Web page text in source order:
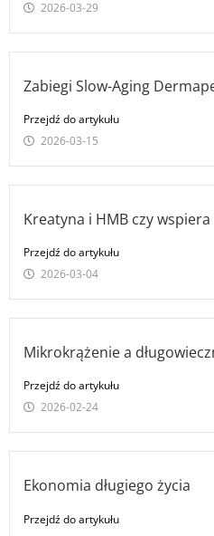
2026-03-29
Zabiegi Slow-Aging
Przejdź do artykułu
2026-03-15
Kreatyna i HMB czy
Przejdź do artykułu
2026-03-04
Mikrokrążenie a
Przejdź do artykułu
2026-02-24
Ekonomia długiego życia
Przejdź do artykułu